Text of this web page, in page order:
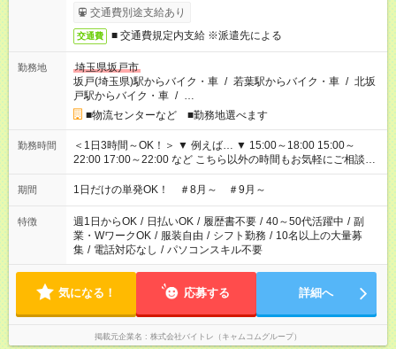
交通費別途支給あり
交通費 ■ 交通費規定内支給 ※派遣先による
勤務地
埼玉県坂戸市
坂戸(埼玉県)駅からバイク・車 / 若葉駅からバイク・車 / 北坂
戸駅からバイク・車 / …
■物流センターなど ■勤務地選べます
勤務時間
＜1日3時間～OK！＞ ▼ 例えば… ▼ 15:00～18:00 15:00～
22:00 17:00～22:00 など こちら以外の時間もお気軽にご相談く
ださい！
期間 1日だけの単発OK！ ＃8月～ ＃9月～
特徴 週1日からOK / 日払いOK / 履歴書不要 / 40～50代活躍中 / 副
業・WワークOK / 服装自由 / シフト勤務 / 10名以上の大量募
集 / 電話対応なし / パソコンスキル不要
気になる！ 応募する 詳細へ
掲載元企業名 株式会社バイトレ（キャムコムグループ）